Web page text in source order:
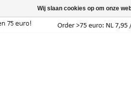
Wij slaan cookies op om onze